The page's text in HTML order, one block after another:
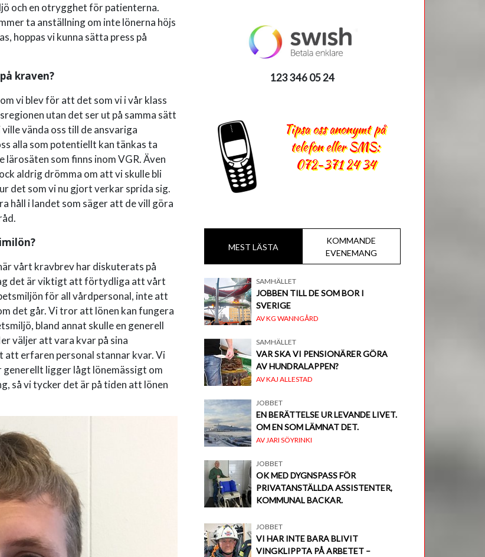
och en otrygghet för patienterna.
ta anställning om inte lönerna höjs
hoppas vi kunna sätta press på
kraven?
vi blev för att det som vi i vår klass
utan det ser ut på samma sätt
vända oss till de ansvariga
alla som potentiellt kan tänkas ta
som finns inom VGR. Även
aldrig drömma om att vi skulle bli
det som vi nu gjort verkar sprida sig.
håll i landet som säger att de vill göra
vårt kravbrev har diskuterats på
det är viktigt att förtydliga att vårt
för all vårdpersonal, inte att
det går. Vi tror att lönen kan fungera
bland annat skulle en generell
väljer att vara kvar på sina
att erfaren personal stannar kvar. Vi
ligger lågt lönemässigt om
så vi tycker det är på tiden att lönen
123 346 05 24
Tipsa oss anonymt på
telefon eller SMS:
072-371 24 34
MEST LÄSTA
KOMMANDE
EVENEMANG
SAMHÄLLET
JOBBEN TILL DE SOM BOR I
SVERIGE
AV KG WANNGÅRD
SAMHÄLLET
VAR SKA VI PENSIONÄRER GÖRA
AV HUNDRALAPPEN?
AV KAJ ALLESTAD
JOBBET
EN BERÄTTELSE UR LEVANDE LIVET.
OM EN SOM LÄMNAT DET.
AV JARI SÖYRINKI
JOBBET
OK MED DYGNSPASS FÖR
PRIVATANSTÄLLDA ASSISTENTER,
KOMMUNAL BACKAR.
JOBBET
VI HAR INTE BARA BLIVIT
VINGKLIPPTA PÅ ARBETET –